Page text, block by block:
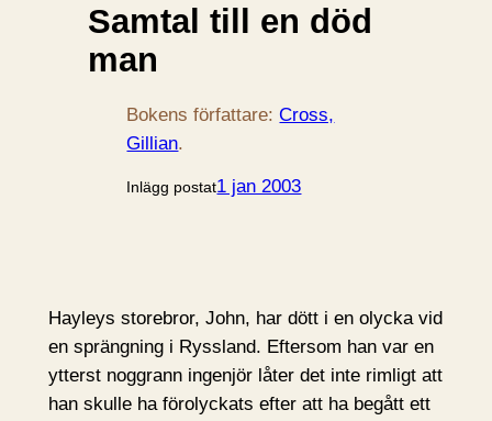
Samtal till en död
man
Bokens författare:Cross,
Gillian.
Inlägg postat1 jan 2003
Hayleys storebror, John, har dött i en olycka vid
en sprängning i Ryssland. Eftersom han var en
ytterst noggrann ingenjör låter det inte rimligt att
han skulle ha förolyckats efter att ha begått ett